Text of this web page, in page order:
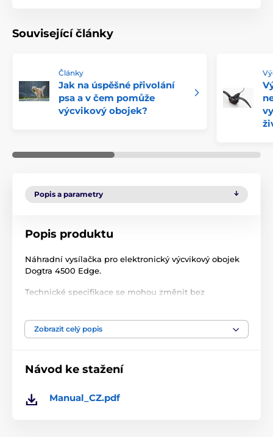
Související články
Články
Jak na úspěšné přivolání
psa a v čem pomůže
výcvikový obojek?
Popis a parametry
Popis produktu
Náhradní vysílačka pro elektronický výcvikový obojek
Dogtra 4500 Edge.
Technické specifikace se mohou změnit bez
Vysílačky Dogtra
Zobrazit celý popis
Návod ke stažení
Manual_CZ.pdf